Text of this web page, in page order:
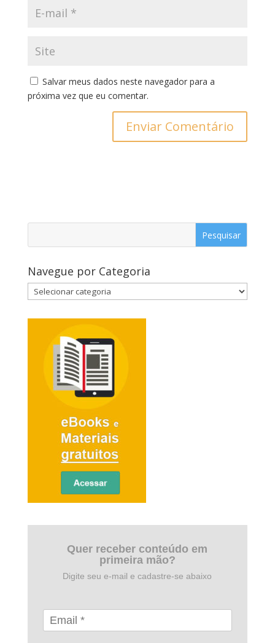
Salvar meus dados neste navegador para a
próxima vez que eu comentar.
Navegue por Categoria
Quer receber conteúdo em
primeira mão?
Digite seu e-mail e cadastre-se abaixo